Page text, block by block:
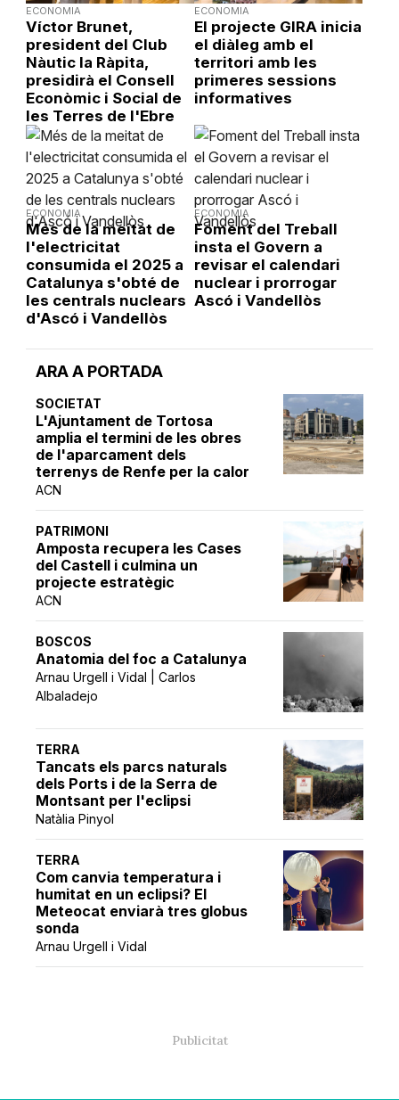
ARA A PORTADA
SOCIETAT
L'Ajuntament de Tortosa
amplia el termini de les obres
de l'aparcament dels
terrenys de Renfe per la calor
ACN
PATRIMONI
Amposta recupera les Cases
del Castell i culmina un
projecte estratègic
ACN
BOSCOS
Anatomia del foc a Catalunya
Arnau Urgell i Vidal | Carlos
Albaladejo
TERRA
Tancats els parcs naturals
dels Ports i de la Serra de
Montsant per l'eclipsi
Natàlia Pinyol
TERRA
Com canvia temperatura i
humitat en un eclipsi? El
Meteocat enviarà tres globus
sonda
Arnau Urgell i Vidal
ECONOMIA
Víctor Brunet,
president del Club
Nàutic la Ràpita,
presidirà el Consell
Econòmic i Social de
les Terres de l'Ebre
ECONOMIA
El projecte GIRA inicia
el diàleg amb el
territori amb les
primeres sessions
informatives
ECONOMIA
Més de la meitat de
l'electricitat
consumida el 2025 a
Catalunya s'obté de
les centrals nuclears
d'Ascó i Vandellòs
ECONOMIA
Foment del Treball
insta el Govern a
revisar el calendari
nuclear i prorrogar
Ascó i Vandellòs